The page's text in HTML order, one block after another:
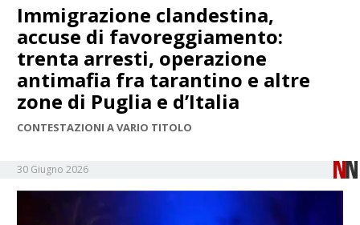
Immigrazione clandestina,
accuse di favoreggiamento:
trenta arresti, operazione
antimafia fra tarantino e altre
zone di Puglia e d’Italia
CONTESTAZIONI A VARIO TITOLO
30 Giugno 2026